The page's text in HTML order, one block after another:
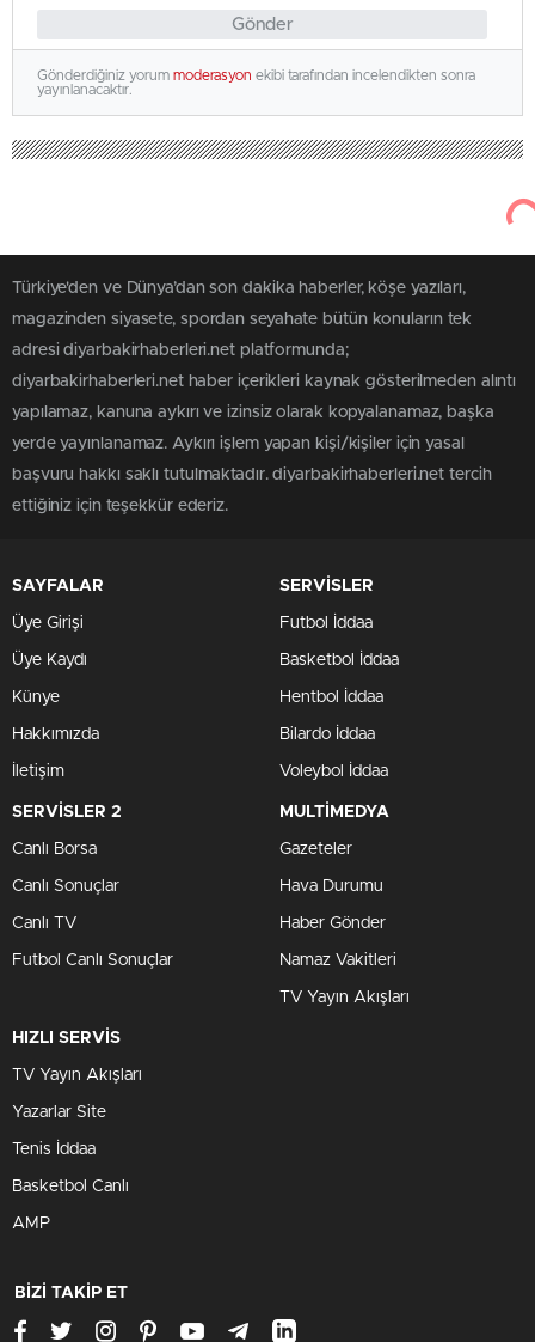
Gönder
Gönderdiğiniz yorum moderasyon ekibi tarafından incelendikten sonra
yayınlanacaktır.
Türkiye'den ve Dünya’dan son dakika haberler, köşe yazıları,
magazinden siyasete, spordan seyahate bütün konuların tek
adresi diyarbakirhaberleri.net platformunda;
diyarbakirhaberleri.net haber içerikleri kaynak gösterilmeden alıntı
yapılamaz, kanuna aykırı ve izinsiz olarak kopyalanamaz, başka
yerde yayınlanamaz. Aykırı işlem yapan kişi/kişiler için yasal
başvuru hakkı saklı tutulmaktadır. diyarbakirhaberleri.net tercih
ettiğiniz için teşekkür ederiz.
SAYFALAR
Üye Girişi
Üye Kaydı
Künye
Hakkımızda
İletişim
SERVİSLER
Futbol İddaa
Basketbol İddaa
Hentbol İddaa
Bilardo İddaa
Voleybol İddaa
SERVİSLER 2
Canlı Borsa
Canlı Sonuçlar
Canlı TV
Futbol Canlı Sonuçlar
MULTİMEDYA
Gazeteler
Hava Durumu
Haber Gönder
Namaz Vakitleri
TV Yayın Akışları
HIZLI SERVİS
TV Yayın Akışları
Yazarlar Site
Tenis İddaa
Basketbol Canlı
AMP
BİZİ TAKİP ET